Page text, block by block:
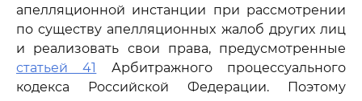
апелляционной инстанции при рассмотрении
по существу апелляционных жалоб других лиц
и реализовать свои права, предусмотренные
статьей 41
Арбитражного процессуального
кодекса Российской Федерации. Поэтому